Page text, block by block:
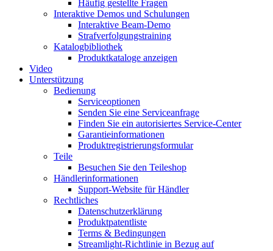
Häufig gestellte Fragen
Interaktive Demos und Schulungen
Interaktive Beam-Demo
Strafverfolgungstraining
Katalogbibliothek
Produktkataloge anzeigen
Video
Unterstützung
Bedienung
Serviceoptionen
Senden Sie eine Serviceanfrage
Finden Sie ein autorisiertes Service-Center
Garantieinformationen
Produktregistrierungsformular
Teile
Besuchen Sie den Teileshop
Händlerinformationen
Support-Website für Händler
Rechtliches
Datenschutzerklärung
Produktpatentliste
Terms & Bedingungen
Streamlight-Richtlinie in Bezug auf